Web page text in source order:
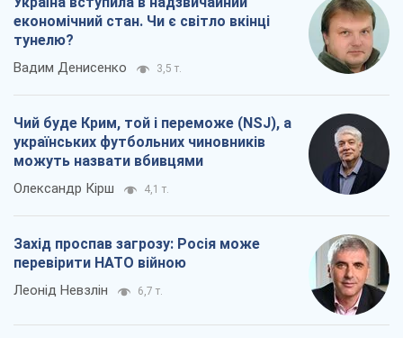
економічний стан. Чи є світло вкінці
тунелю?
Вадим Денисенко 3,5 т.
Чий буде Крим, той і переможе (NSJ), а
українських футбольних чиновників
можуть назвати вбивцями
Олександр Кірш 4,1 т.
Захід проспав загрозу: Росія може
перевірити НАТО війною
Леонід Невзлін 6,7 т.